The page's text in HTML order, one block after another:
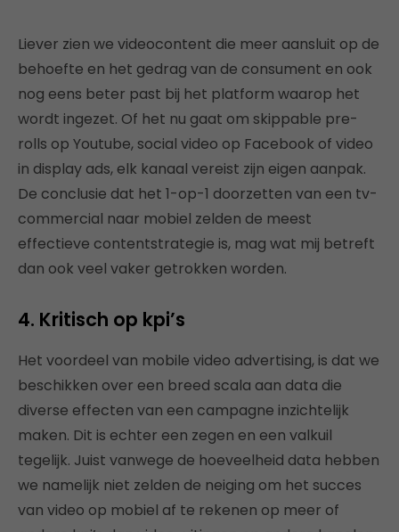
Liever zien we videocontent die meer aansluit op de
behoefte en het gedrag van de consument en ook
nog eens beter past bij het platform waarop het
wordt ingezet. Of het nu gaat om skippable pre-
rolls op Youtube, social video op Facebook of video
in display ads, elk kanaal vereist zijn eigen aanpak.
De conclusie dat het 1-op-1 doorzetten van een tv-
commercial naar mobiel zelden de meest
effectieve contentstrategie is, mag wat mij betreft
dan ook veel vaker getrokken worden.
4. Kritisch op kpi’s
Het voordeel van mobile video advertising, is dat we
beschikken over een breed scala aan data die
diverse effecten van een campagne inzichtelijk
maken. Dit is echter een zegen en een valkuil
tegelijk. Juist vanwege de hoeveelheid data hebben
we namelijk niet zelden de neiging om het succes
van video op mobiel af te rekenen op meer of